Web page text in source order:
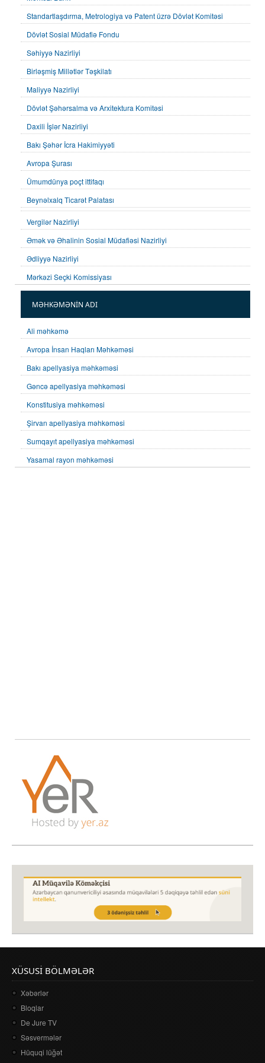
Standartlaşdırma, Metrologiya və Patent üzrə Dövlət Komitəsi
Dövlət Sosial Müdafiə Fondu
Səhiyyə Nazirliyi
Birləşmiş Millətlər Təşkilatı
Maliyyə Nazirliyi
Dövlət Şəhərsalma və Arxitektura Komitəsi
Daxili İşlər Nazirliyi
Bakı Şəhər İcra Hakimiyyəti
Avropa Şurası
Ümumdünya poçt ittifaqı
Beynəlxalq Ticarət Palatası
Vergilər Nazirliyi
Əmək və Əhalinin Sosial Müdafiəsi Nazirliyi
Ədliyyə Nazirliyi
Mərkəzi Seçki Komissiyası
MƏHKƏMƏNİN ADI
Ali məhkəmə
Avropa İnsan Haqları Məhkəməsi
Bakı apellyasiya məhkəməsi
Gəncə apellyasiya məhkəməsi
Konstitusiya məhkəməsi
Şirvan apellyasiya məhkəməsi
Sumqayıt apellyasiya məhkəməsi
Yasamal rayon məhkəməsi
XÜSUSI BÖLMƏLƏR
Xəbərlər
Bloqlar
De Jure TV
Səsvermələr
Hüquqi lüğət